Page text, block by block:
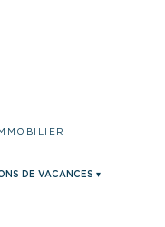
DE VACANCES ▾